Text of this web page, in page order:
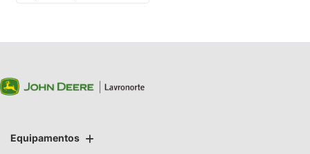
Equipamentos